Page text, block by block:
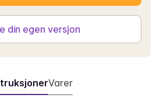
din egen versjon
Varer